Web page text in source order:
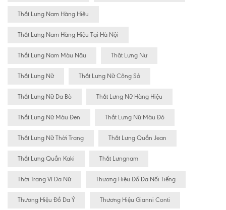
Thắt Lưng Nam Hàng Hiệu
Thắt Lưng Nam Hàng Hiệu Tại Hà Nội
Thắt Lưng Nam Màu Nâu Thăt Lưng Nư
Thắt Lưng Nữ Thắt Lưng Nữ Công Sở
Thắt Lưng Nữ Da Bò Thắt Lưng Nữ Hàng Hiệu
Thắt Lưng Nữ Màu Đen Thắt Lưng Nữ Màu Đỏ
Thắt Lưng Nữ Thời Trang Thắt Lưng Quần Jean
Thắt Lưng Quần Kaki Thắt Lưngnam
Thời Trang Ví Da Nữ Thương Hiệu Đồ Da Nổi Tiếng
Thương Hiệu Đồ Da Ý Thương Hiệu Gianni Conti